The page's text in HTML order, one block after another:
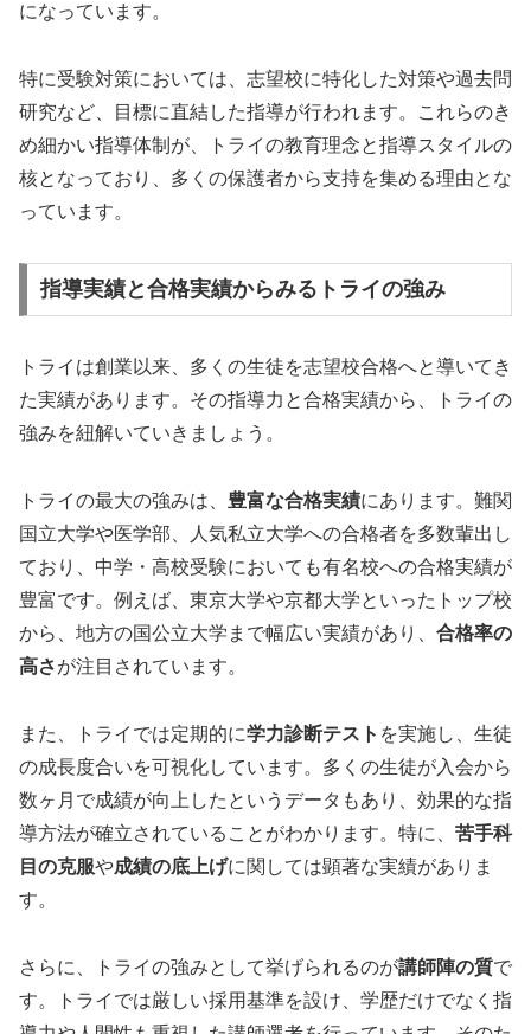
になっています。
特に受験対策においては、志望校に特化した対策や過去問
研究など、目標に直結した指導が行われます。これらのき
め細かい指導体制が、トライの教育理念と指導スタイルの
核となっており、多くの保護者から支持を集める理由とな
っています。
指導実績と合格実績からみるトライの強み
トライは創業以来、多くの生徒を志望校合格へと導いてき
た実績があります。その指導力と合格実績から、トライの
強みを紐解いていきましょう。
トライの最大の強みは、 豊富な合格実績にあります。難関
国立大学や医学部、人気私立大学への合格者を多数輩出し
ており、中学・高校受験においても有名校への合格実績が
豊富です。例えば、東京大学や京都大学といったトップ校
から、地方の国公立大学まで幅広い実績があり、 合格率の
高さが注目されています。
また、トライでは定期的に学力診断テスト を実施し、生徒
の成長度合いを可視化しています。多くの生徒が入会から
数ヶ月で成績が向上したというデータもあり、効果的な指
導方法が確立されていることがわかります。特に、 苦手科
目の克服や成績の底上げに関しては顕著な実績がありま
す。
さらに、トライの強みとして挙げられるのが講師陣の質で
す。トライでは厳しい採用基準を設け、学歴だけでなく指